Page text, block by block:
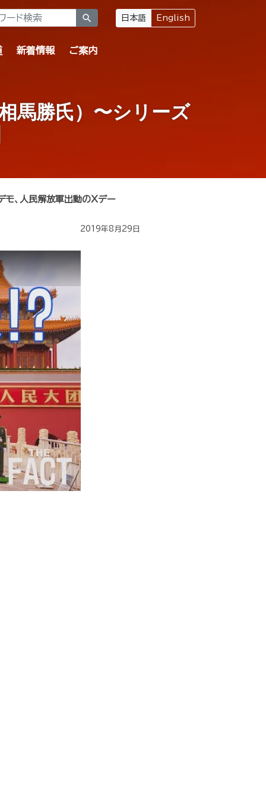
search 日本語 English
新着情報 ご案内
馬勝氏）〜シリーズ
モ、人民解放軍出動のXデー
2019年8月29日